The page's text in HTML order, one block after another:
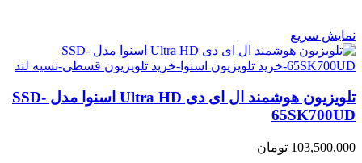
نمایش سریع
تلویزیون هوشمند ال ای دی Ultra HD اسنوا مدل SSD-
65SK700UD
103,500,000 تومان